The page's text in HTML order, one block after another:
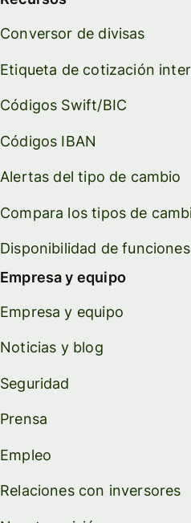
Conversor de divisas
Etiqueta de cotización
Códigos Swift/BIC
Códigos IBAN
Alertas del tipo de cambio
Compara los tipos de
Disponibilidad de funciones
Empresa y equipo
Empresa y equipo
Noticias y blog
Seguridad
Prensa
Empleo
Relaciones con inversores